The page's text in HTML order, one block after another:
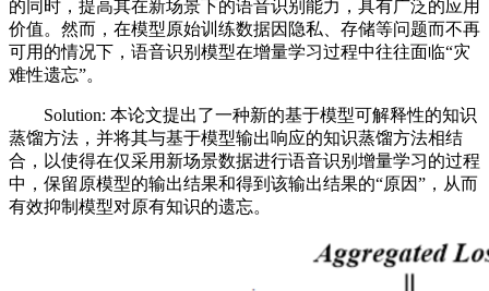
的同时，提高其在新场景下的语音识别能力，具有广泛的应用
价值。然而，在模型原始训练数据因隐私、存储等问题而不再
可用的情况下，语音识别模型在增量学习过程中往往面临“灾
难性遗忘”。
Solution: 本论文提出了一种新的基于模型可解释性的知识
蒸馏方法，并将其与基于模型输出响应的知识蒸馏方法相结
合，以使得在仅采用新场景数据进行语音识别增量学习的过程
中，保留原模型的输出结果和得到该输出结果的“原因”，从而
有效抑制模型对原有知识的遗忘。